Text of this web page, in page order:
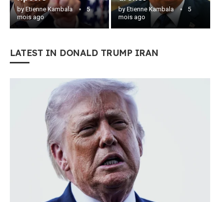
by Etienne Kambala
5
mois ago
by Etienne Kambala
5
mois ago
LATEST IN DONALD TRUMP IRAN